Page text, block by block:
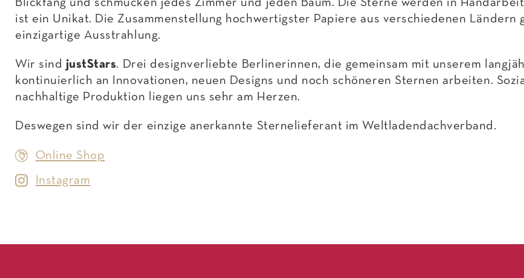
Blickfang und schmücken jedes Zimmer und jeden Baum. Die Sterne werden in
ist ein Unikat. Die Zusammenstellung hochwertigster Papiere aus verschiedenen Ländern
einzigartige Ausstrahlung.
Wir sind justStars. Drei designverliebte Berlinerinnen, die gemeinsam mit unserem
kontinuierlich an Innovationen, neuen Designs und noch schöneren Sternen arbeiten.
nachhaltige Produktion liegen uns sehr am Herzen.
Deswegen sind wir der einzige anerkannte Sternelieferant im Weltladendachverband.
Online Shop
Instagram